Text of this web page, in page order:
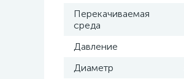
Перекачиваемая
среда
Давление
Диаметр